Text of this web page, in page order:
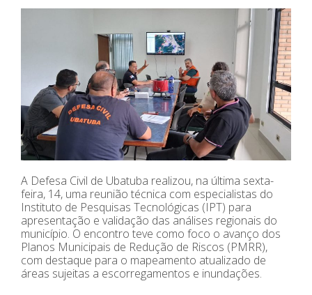
A Defesa Civil de Ubatuba realizou, na última sexta-
feira, 14, uma reunião técnica com especialistas do
Instituto de Pesquisas Tecnológicas (IPT) para
apresentação e validação das análises regionais do
município. O encontro teve como foco o avanço dos
Planos Municipais de Redução de Riscos (PMRR),
com destaque para o mapeamento atualizado de
áreas sujeitas a escorregamentos e inundações.